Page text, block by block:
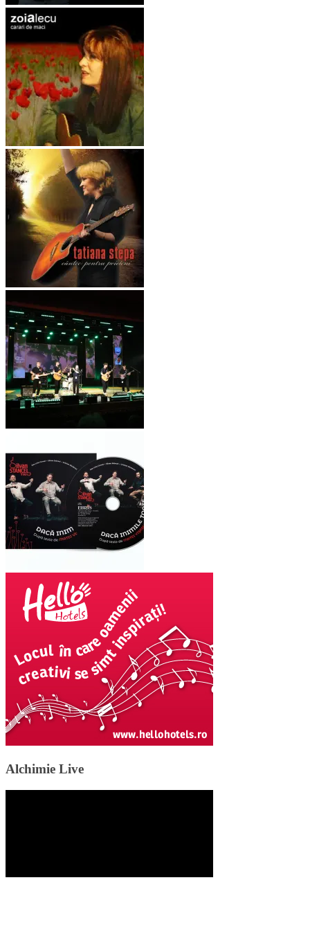
Alchimie Live